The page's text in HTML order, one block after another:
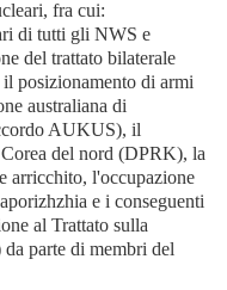
fra cui:
di tutti gli NWS e
del trattato bilaterale
posizionamento di armi
australiana di
AUKUS), il
del nord (DPRK), la
arricchito, l'occupazione
e i conseguenti
al Trattato sulla
parte di membri del